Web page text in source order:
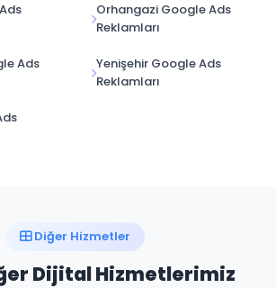
Orhangazi Google Ads
Reklamları
Ads
Yenişehir Google Ads
Reklamları
Diğer Hizmetler
Dijital Hizmetlerimiz